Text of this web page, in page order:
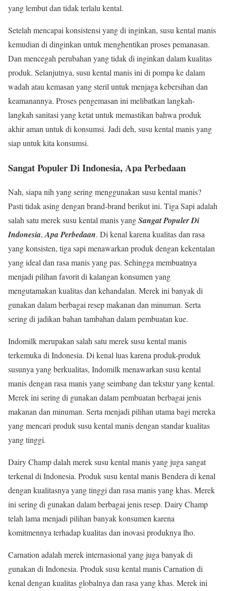
yang lembut dan tidak terlalu kental.
Setelah mencapai konsistensi yang di inginkan, susu kental manis
kemudian di dinginkan untuk menghentikan proses pemanasan.
Dan mencegah perubahan yang tidak di inginkan dalam kualitas
produk. Selanjutnya, susu kental manis ini di pompa ke dalam
wadah atau kemasan yang steril untuk menjaga kebersihan dan
keamanannya. Proses pengemasan ini melibatkan langkah-
langkah sanitasi yang ketat untuk memastikan bahwa produk
akhir aman untuk di konsumsi. Jadi deh, susu kental manis yang
siap untuk kita konsumsi.
Sangat Populer Di Indonesia, Apa Perbedaan
Nah, siapa nih yang sering menggunakan susu kental manis?
Pasti tidak asing dengan brand-brand berikut ini. Tiga Sapi adalah
salah satu merek susu kental manis yangSangat Populer Di
Indonesia,Apa Perbedaan. Di kenal karena kualitas dan rasa
yang konsisten, tiga sapi menawarkan produk dengan kekentalan
yang ideal dan rasa manis yang pas. Sehingga membuatnya
menjadi pilihan favorit di kalangan konsumen yang
mengutamakan kualitas dan kehandalan. Merek ini banyak di
gunakan dalam berbagai resep makanan dan minuman. Serta
sering di jadikan bahan tambahan dalam pembuatan kue.
Indomilk merupakan salah satu merek susu kental manis
terkemuka di Indonesia. Di kenal luas karena produk-produk
susunya yang berkualitas, Indomilk menawarkan susu kental
manis dengan rasa manis yang seimbang dan tekstur yang kental.
Merek ini sering di gunakan dalam pembuatan berbagai jenis
makanan dan minuman. Serta menjadi pilihan utama bagi mereka
yang mencari produk susu kental manis dengan standar kualitas
yang tinggi.
Dairy Champ dalah merek susu kental manis yang juga sangat
terkenal di Indonesia. Produk susu kental manis Bendera di kenal
dengan kualitasnya yang tinggi dan rasa manis yang khas. Merek
ini sering di gunakan dalam berbagai jenis resep. Dairy Champ
telah lama menjadi pilihan banyak konsumen karena
komitmennya terhadap kualitas dan inovasi produknya lho.
Carnation adalah merek internasional yang juga banyak di
gunakan di Indonesia. Produk susu kental manis Carnation di
kenal dengan kualitas globalnya dan rasa yang khas. Merek ini